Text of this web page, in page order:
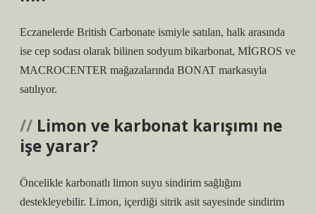
Eczanelerde British Carbonate ismiyle satılan, halk arasında
ise cep sodası olarak bilinen sodyum bikarbonat, MİGROS ve
MACROCENTER mağazalarında BONAT markasıyla
satılıyor.
Limon ve karbonat karışımı ne
işe yarar?
Öncelikle karbonatlı limon suyu sindirim sağlığını
destekleyebilir. Limon, içerdiği sitrik asit sayesinde sindirim